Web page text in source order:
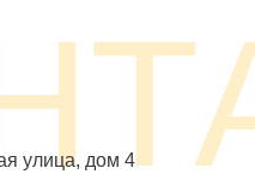
улица, дом 4